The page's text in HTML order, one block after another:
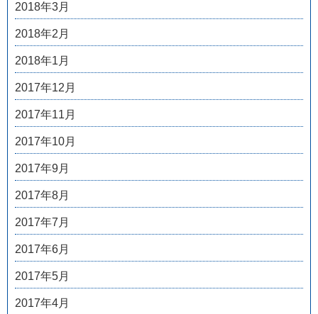
2018年3月
2018年2月
2018年1月
2017年12月
2017年11月
2017年10月
2017年9月
2017年8月
2017年7月
2017年6月
2017年5月
2017年4月